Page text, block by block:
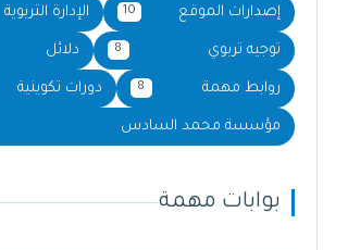
إصدارات الموقع 10 الإدارة التربوية
توجيه تربوي 8 دلائل
روابط مهمة 8 دورات تكوينية
مؤسسة محمد السادس
بوابات مهمة